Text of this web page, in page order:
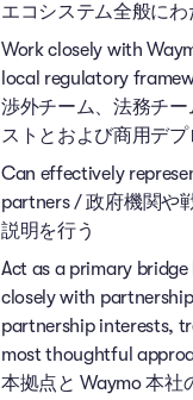
エコシステム全般に
Work closely with
local regulatory
渉外チーム、法務チ
ストとおよび商用デ
Can effectively
partners / 政府機関や
説明を行う
Act as a primary
closely with
partnership interests,
most thoughtful
本拠点と Waymo 本